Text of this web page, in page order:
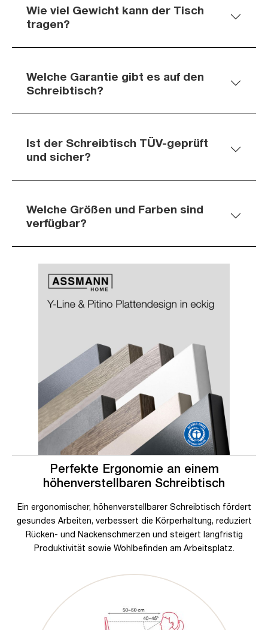
Wie viel Gewicht kann der Tisch
tragen?
Welche Garantie gibt es auf den
Schreibtisch?
Ist der Schreibtisch TÜV-geprüft
und sicher?
Welche Größen und Farben sind
verfügbar?
Perfekte Ergonomie an einem
höhenverstellbaren Schreibtisch
Ein ergonomischer, höhenverstellbarer Schreibtisch fördert
gesundes Arbeiten, verbessert die Körperhaltung, reduziert
Rücken- und Nackenschmerzen und steigert langfristig
Produktivität sowie Wohlbefinden am Arbeitsplatz.